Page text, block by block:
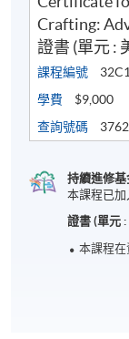
Crafting:
證書 (單元 :
課程編號
學費
$9,000
查詢號碼
持續進修基
本課程已
證書 (單元
本課程